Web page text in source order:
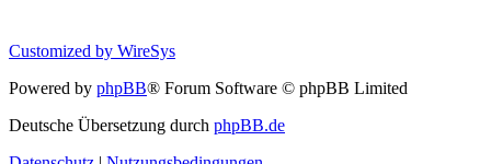
Customized by WireSys
Powered by phpBB® Forum Software © phpBB Limited
Deutsche Übersetzung durch phpBB.de